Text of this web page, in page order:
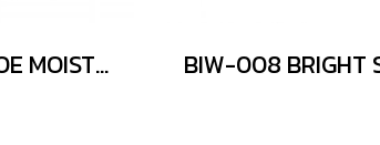
BIM-005 ALOE MOISTURIZING CREAM (+HYA)